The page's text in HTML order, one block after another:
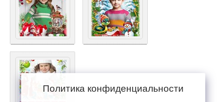
Политика конфиденциальности